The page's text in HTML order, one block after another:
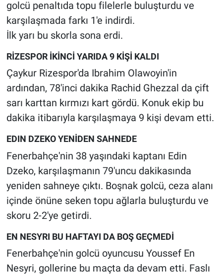
golcü penaltıda topu filelerle buluşturdu ve
karşılaşmada farkı 1'e indirdi.
İlk yarı bu skorla sona erdi.
RİZESPOR İKİNCİ YARIDA 9 KİŞİ KALDI
Çaykur Rizespor'da Ibrahim Olawoyin'in
ardından, 78'inci dakika Rachid Ghezzal da çift
sarı karttan kırmızı kart gördü. Konuk ekip bu
dakika itibarıyla karşılaşmaya 9 kişi devam etti.
EDIN DZEKO YENİDEN SAHNEDE
Fenerbahçe'nin 38 yaşındaki kaptanı Edin
Dzeko, karşılaşmanın 79'uncu dakikasında
yeniden sahneye çıktı. Boşnak golcü, ceza alanı
içinde önüne seken topu ağlarla buluşturdu ve
skoru 2-2'ye getirdi.
EN NESYRI BU HAFTAYI DA BOŞ GEÇMEDİ
Fenerbahçe'nin golcü oyuncusu Youssef En
Nesyri, gollerine bu maçta da devam etti. Faslı